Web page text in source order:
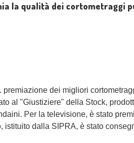
la qualità dei cortometraggi
dei migliori
al "Giustiziere" della Stock,
Per la televisione, è stato
istituito dalla SIPRA, è stato